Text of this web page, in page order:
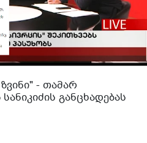
- თამარ
განცხადებას